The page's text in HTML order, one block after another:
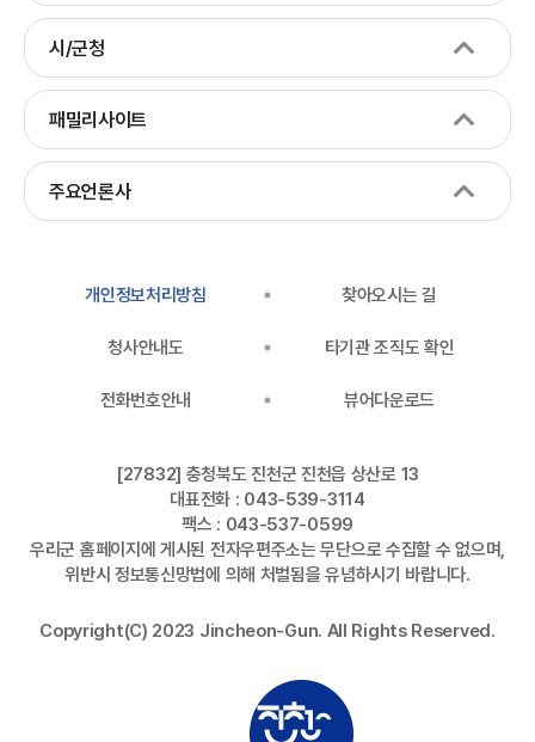
시/군청
패밀리사이트
주요언론사
개인정보처리방침 찾아오시는 길
청사안내도 타기관 조직도 확인
전화번호안내 뷰어다운로드
[27832] 충청북도 진천군 진천읍 상산로 13
대표전화 : 043-539-3114
팩스 : 043-537-0599
우리군 홈페이지에 게시된 전자우편주소는 무단으로 수집할 수 없으며,
위반시 정보통신망법에 의해 처벌됨을 유념하시기 바랍니다.
Copyright(C) 2023 Jincheon-Gun. All Rights Reserved.